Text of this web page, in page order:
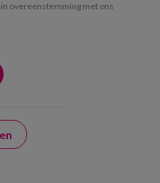
overeenstemming met ons